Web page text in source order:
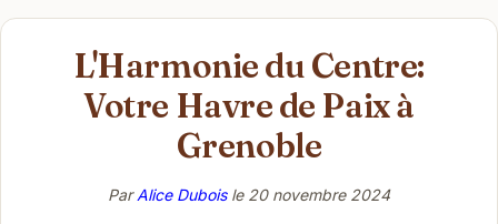
L'Harmonie du Centre:
Votre Havre de Paix à
Grenoble
ParAlice Duboisle 20 novembre 2024